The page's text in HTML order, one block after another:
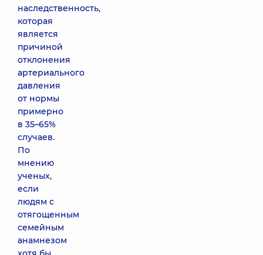
наследственность,
которая
является
причиной
отклонения
артериального
давления
от нормы
примерно
в 35–65%
случаев.
По
мнению
ученых,
если
людям с
отягощенным
семейным
анамнезом